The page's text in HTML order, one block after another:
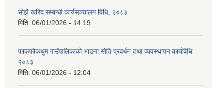
सोझै खरिद सम्बन्धी कार्यसञ्चालन विधि, २०८३
मिति: 06/01/2026 - 14:19
फाकफोकथुम गाउँपालिकाको भाङगा खेति प्रवर्धन तथा व्यवस्थापन कार्यविधि
२०८३
मिति: 06/01/2026 - 12:04